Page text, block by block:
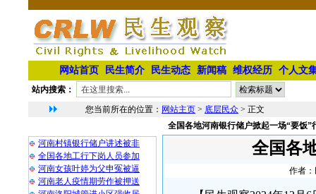
网站首页 民生简介 民生动态 新闻稿 维权经历 个人文
站内搜索：
您当前所在的位置： 网站主页 > 底层民众 > 正文
河南村镇银行储户讲述被非
全国各地工行下岗人员参加
河南女孩叶婷为父申冤被逼
河南老人疫情期劳作被押送
全国各地河南银行储户掀起一场“要饭”
全国各
作者：